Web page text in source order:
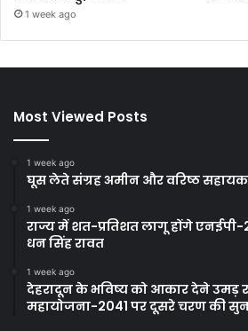
1 week ago
Most Viewed Posts
1 week ago
घूस लेते संग्रह अमीन और वरिष्ठ सहायक
1 week ago
राज्य में शत-प्रतिशत लागू होंगे एनईपी-
धन सिंह रावत
1 week ago
देहरादून के भविष्य को आकार देने उमड़
महायोजना-2041 पर दूसरे चरण की